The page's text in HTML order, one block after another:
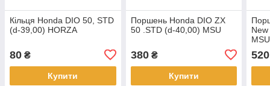
Кільця Honda DIO 50, STD
(d-39,00) HORZA
80 ₴
Купити
Поршень Honda DIO ZX
50 .STD (d-40,00) MSU
380₴
Купити
MSU
520